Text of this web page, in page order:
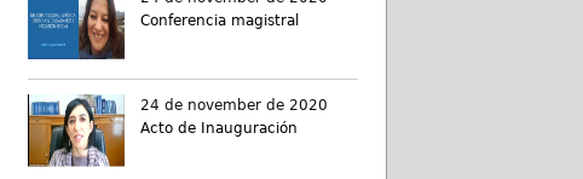
Conferencia magistral
24 de november de 2020
Acto de Inauguración